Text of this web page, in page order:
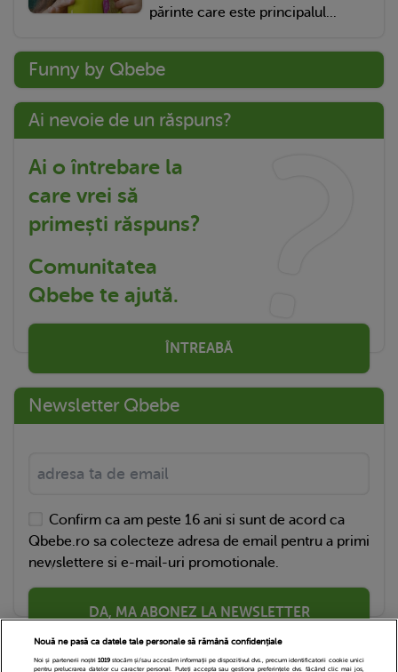
părinte care este principalul...
Funny by Qbebe
Ai nevoie de un răspuns?
Ai o întrebare la
care vrei să
primești răspuns?
Comunitatea
Qbebe te ajută.
ÎNTREABĂ
Newsletter Qbebe
Confirm ca am peste 16 ani si sunt de acord ca
Qbebe.ro sa colecteze adresa de email pentru a primi
newslettere si e-mail-uri promotionale.
DA, MA ABONEZ LA NEWSLETTER
Nouă ne pasă ca datele tale personale să rămână confidențiale
Noi și partenerii noștri 1019stocăm și/sau accesăm informații pe dispozitivul dvs., precum identificatorii cookie unici
pentru prelucrarea datelor cu caracter personal. Puteți accepta sau gestiona preferințele dvs. făcând clic mai jos,